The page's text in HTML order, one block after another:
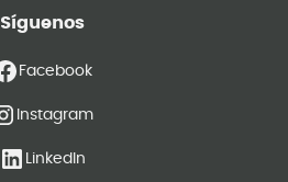
Síguenos
Facebook
Instagram
LinkedIn